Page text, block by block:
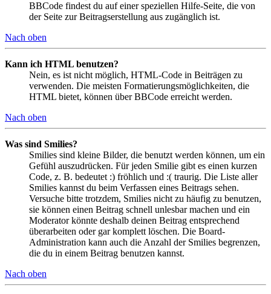
BBCode findest du auf einer speziellen Hilfe-Seite, die von
der Seite zur Beitragserstellung aus zugänglich ist.
Nach oben
Kann ich HTML benutzen?
Nein, es ist nicht möglich, HTML-Code in Beiträgen zu
verwenden. Die meisten Formatierungsmöglichkeiten, die
HTML bietet, können über BBCode erreicht werden.
Nach oben
Was sind Smilies?
Smilies sind kleine Bilder, die benutzt werden können, um ein
Gefühl auszudrücken. Für jeden Smilie gibt es einen kurzen
Code, z. B. bedeutet :) fröhlich und :( traurig. Die Liste aller
Smilies kannst du beim Verfassen eines Beitrags sehen.
Versuche bitte trotzdem, Smilies nicht zu häufig zu benutzen,
sie können einen Beitrag schnell unlesbar machen und ein
Moderator könnte deshalb deinen Beitrag entsprechend
überarbeiten oder gar komplett löschen. Die Board-
Administration kann auch die Anzahl der Smilies begrenzen,
die du in einem Beitrag benutzen kannst.
Nach oben